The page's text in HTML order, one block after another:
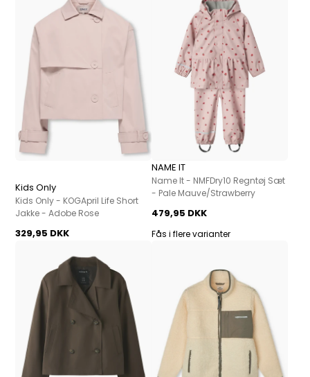
Kids Only
Kids Only - KOGApril Life Short
Jakke - Adobe Rose
329,95 DKK
NAME IT
Name It - NMFDry10 Regntøj Sæt
- Pale Mauve/Strawberry
479,95 DKK
Fås i flere varianter